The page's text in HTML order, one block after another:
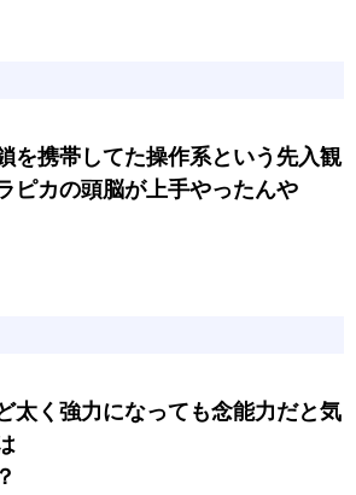
を携帯してた操作系という先入観
ピカの頭脳が上手やったんや
太く強力になっても念能力だと気